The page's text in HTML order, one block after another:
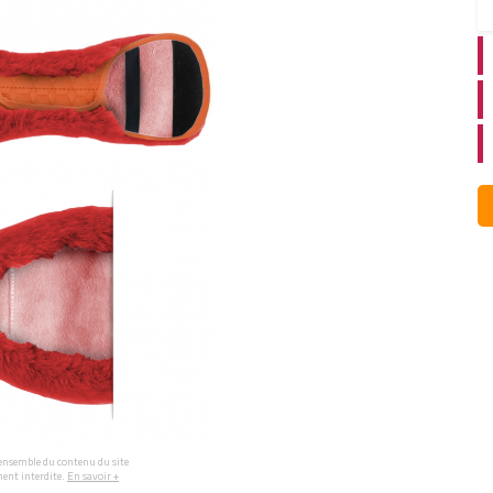
du contenu du site
interdite. En savoir +